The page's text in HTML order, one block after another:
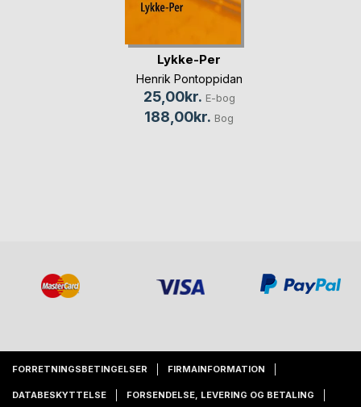
Lykke-Per
Henrik Pontoppidan
25,00kr. E-bog
188,00kr. Bog
FORRETNINGSBETINGELSER FIRMAINFORMATION
DATABESKYTTELSE FORSENDELSE, LEVERING OG BETALING